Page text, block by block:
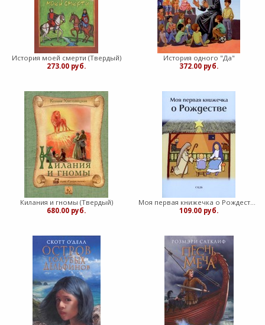
История моей смерти (Твердый)
273.00 руб.
История одного "Да"
372.00 руб.
Килания и гномы (Твердый)
680.00 руб.
Моя первая книжечка о Рождестве (Мягкий)
109.00 руб.